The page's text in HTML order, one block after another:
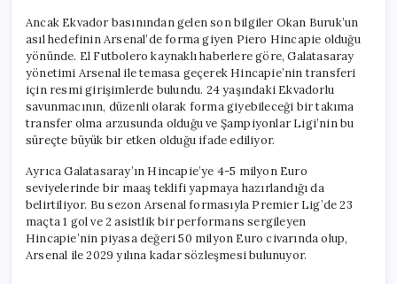
Ancak Ekvador basınından gelen son bilgiler Okan Buruk’un
asıl hedefinin Arsenal’de forma giyen Piero Hincapie olduğu
yönünde. El Futbolero kaynaklı haberlere göre, Galatasaray
yönetimi Arsenal ile temasa geçerek Hincapie’nin transferi
için resmi girişimlerde bulundu. 24 yaşındaki Ekvadorlu
savunmacının, düzenli olarak forma giyebileceği bir takıma
transfer olma arzusunda olduğu ve Şampiyonlar Ligi’nin bu
süreçte büyük bir etken olduğu ifade ediliyor.
Ayrıca Galatasaray’ın Hincapie’ye 4-5 milyon Euro
seviyelerinde bir maaş teklifi yapmaya hazırlandığı da
belirtiliyor. Bu sezon Arsenal formasıyla Premier Lig’de 23
maçta 1 gol ve 2 asistlik bir performans sergileyen
Hincapie’nin piyasa değeri 50 milyon Euro civarında olup,
Arsenal ile 2029 yılına kadar sözleşmesi bulunuyor.